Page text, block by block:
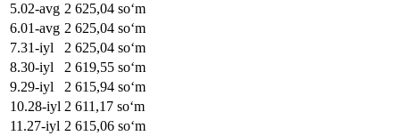
5.02-avg 2 625,04 soʻm
6.01-avg 2 625,04 soʻm
7.31-iyl 2 625,04 soʻm
8.30-iyl 2 619,55 soʻm
9.29-iyl 2 615,94 soʻm
10.28-iyl 2 611,17 soʻm
11 .27-iyl 2 615,06 soʻm